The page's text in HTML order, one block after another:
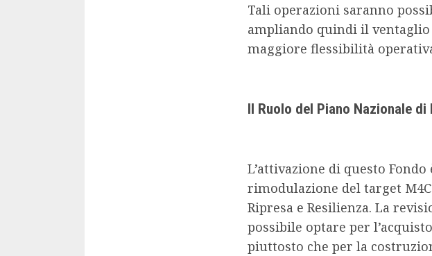
Tali operazioni saranno
ampliando quindi il
maggiore flessibilità
Il Ruolo del Piano Nazionale di
L’attivazione di questo
rimodulazione del target
Ripresa e Resilienza. La
possibile optare per
piuttosto che per la